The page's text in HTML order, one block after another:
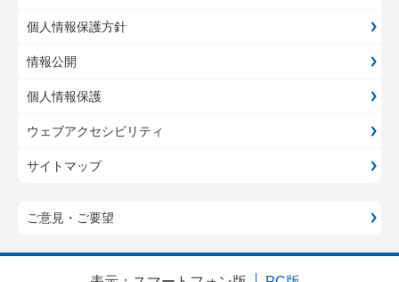
個人情報保護方針
情報公開
個人情報保護
ウェブアクセシビリティ
サイトマップ
ご意見・ご要望